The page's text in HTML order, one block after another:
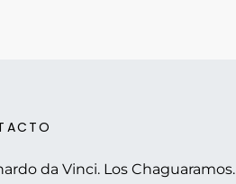
da Vinci. Los Chaguaramos.